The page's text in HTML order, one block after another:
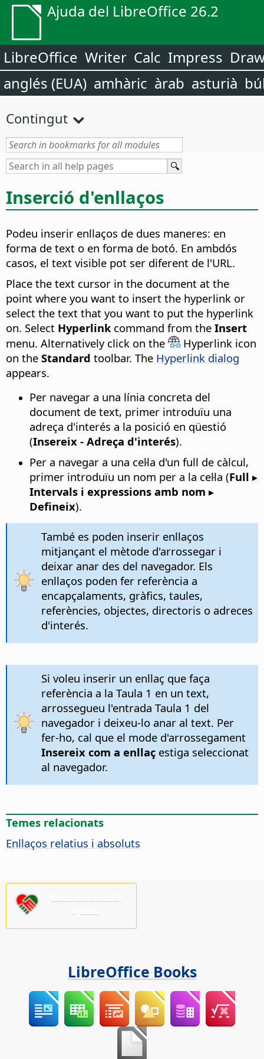
Ajuda del LibreOffice 26.2
LibreOffice Writer Calc Impress
anglés (EUA) amhàric àrab asturià
Contingut
Inserció d'enllaços
Podeu inserir enllaços de dues maneres: en
forma de text o en forma de botó. En ambdós
casos, el text visible pot ser diferent de l'URL.
Place the text cursor in the document at the
point where you want to insert the hyperlink or
select the text that you want to put the hyperlink
on. Select Hyperlinkcommand from the Insert
menu. Alternatively click on the
Hyperlink icon
on the Standard toolbar. The Hyperlink dialog
appears.
Per navegar a una línia concreta del
document de text, primer introduïu una
adreça d'interés a la posició en qüestió
(Insereix - Adreça d'interés).
Per a navegar a una cel·la d'un full de càlcul,
primer introduïu un nom per a la cel·la (Full ▸
Intervals i expressions amb nom ▸
Defineix).
També es poden inserir enllaços
mitjançant el mètode d'arrossegar i
deixar anar des del navegador. Els
enllaços poden fer referència a
encapçalaments, gràfics, taules,
referències, objectes, directoris o adreces
d'interés.
Si voleu inserir un enllaç que faça
referència a la Taula 1 en un text,
arrossegueu l'entrada Taula 1 del
navegador i deixeu-lo anar al text. Per
fer-ho, cal que el mode d'arrossegament
Insereix com a enllaçestiga seleccionat
al navegador.
Temes relacionats
Enllaços relatius i absoluts
LibreOffice Books